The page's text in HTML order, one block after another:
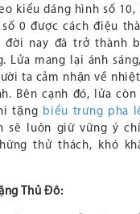
kiểu dáng hình số
0 được cách điệu
đời nay đã trở thành
Lửa mang lại ánh
ta cảm nhận về
Bên cạnh đó, lửa
tặng biểu trưng pha
sẽ luôn giữ vững ý
thử thách, khó
Thủ Đô: